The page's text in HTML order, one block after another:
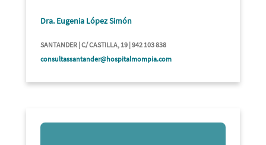
Dra. Eugenia López Simón
SANTANDER | C/ CASTILLA, 19 | 942 103 838
consultassantander@hospitalmompia.com